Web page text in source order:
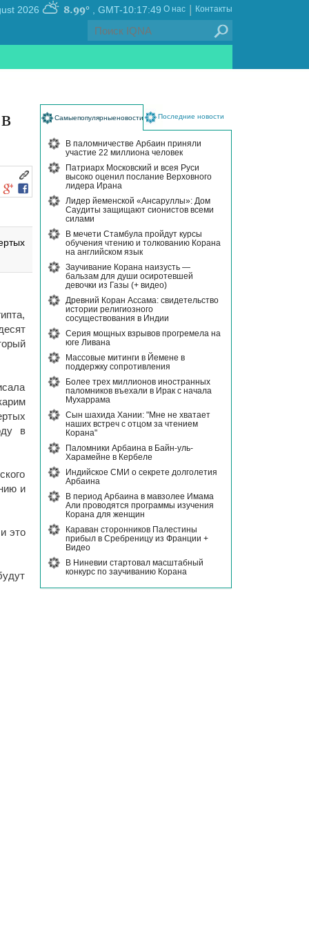
GMT-10:17:49
8.99° Контакты
|
О нас
в
и
это
Самыепопулярныеновости Последние новости
В паломничестве Арбаин приняли
участие 22 миллиона человек
Патриарх Московский и всея Руси
высоко оценил послание Верховного
лидера Ирана
Лидер йеменской «Ансаруллы»: Дом
Саудиты защищают сионистов всеми
силами
В мечети Стамбула пройдут курсы
обучения чтению и толкованию Корана
на английском язык
Заучивание Корана наизусть —
бальзам для души осиротевшей
девочки из Газы (+ видео)
Древний Коран Ассама: свидетельство
истории религиозного
сосуществования в Индии
Серия мощных взрывов прогремела на
юге Ливана
Массовые митинги в Йемене в
поддержку сопротивления
Более трех миллионов иностранных
паломников въехали в Ирак с начала
Мухаррама
Сын шахида Хании: "Мне не хватает
наших встреч с отцом за чтением
Корана"
Паломники Арбаина в Байн-уль-
Харамейне в Кербеле
Индийское СМИ о секрете долголетия
Арбаина
В период Арбаина в мавзолее Имама
Али проводятся программы изучения
Корана для женщин
Караван сторонников Палестины
прибыл в Сребреницу из Франции +
Видео
В Ниневии стартовал масштабный
конкурс по заучиванию Корана